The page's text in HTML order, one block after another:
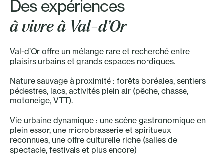
Des expériences
à vivre à Val-d’Or
Val-d’Or offre un mélange rare et recherché entre
plaisirs urbains et grands espaces nordiques.
Nature sauvage à proximité : forêts boréales, sentiers
pédestres, lacs, activités plein air (pêche, chasse,
motoneige, VTT).
Vie urbaine dynamique : une scène gastronomique en
plein essor, une microbrasserie et spiritueux
reconnues, une offre culturelle riche (salles de
spectacle, festivals et plus encore)